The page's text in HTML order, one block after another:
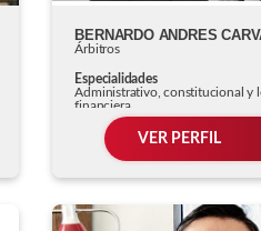
Árbitros
Especialidades
Administrativo, constitucional y
financiera
VER PERFIL